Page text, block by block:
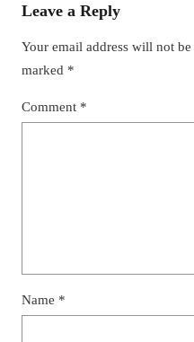
Leave a Reply
Your email address will not
marked *
Comment *
Name *